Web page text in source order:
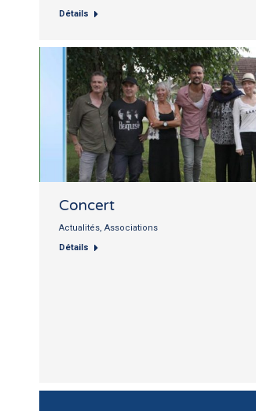
Détails
Concert
Actualités Associations
Détails